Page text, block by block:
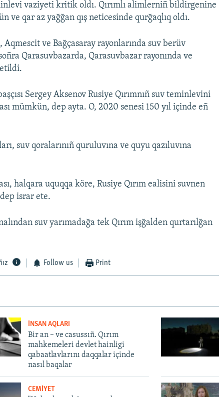
vaziyeti kritik oldı. Qırımlı alimlerniñ bildirgenine
ve qar az yağğan qış neticesinde qurğaqlıq oldı.
ve Bağçasaray rayonlarında suv berüv
Qarasuvbazarda, Qarasuvbazar rayonında ve
Sergey Aksenov Rusiye Qırımnıñ suv teminlevini
mümkün, dep ayta. O, 2020 senesi 150 yıl içinde eñ
suv qoralarınıñ quruluvına ve quyu qazıluvına
halqara uquqqa köre, Rusiye Qırım ealisini suvnen
israr ete.
suv yarımadağa tek Qırım işğalden qurtarılğan
Follow us Print
İNSAN AQLARI
Bir an – ve casussıñ. Qırım
mahkemeleri devlet hainligi
qabaatlavlarını daqqalar içinde
nasıl baqalar
CEMİYET